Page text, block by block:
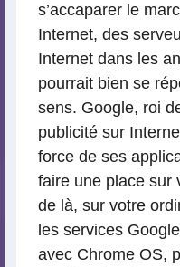
s’accaparer le
Internet, des
Internet dans les
pourrait bien se
sens. Google, roi
publicité sur
force de ses
faire une place sur
de là, sur votre
les services
avec Chrome OS,